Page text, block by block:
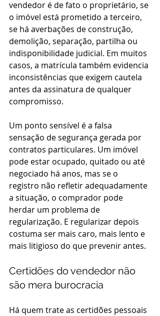
vendedor é de fato o proprietário, se
o imóvel está prometido a terceiro,
se há averbações de construção,
demolição, separação, partilha ou
indisponibilidade judicial. Em muitos
casos, a matrícula também evidencia
inconsistências que exigem cautela
antes da assinatura de qualquer
compromisso.
Um ponto sensível é a falsa
sensação de segurança gerada por
contratos particulares. Um imóvel
pode estar ocupado, quitado ou até
negociado há anos, mas se o
registro não refletir adequadamente
a situação, o comprador pode
herdar um problema de
regularização. E regularizar depois
costuma ser mais caro, mais lento e
mais litigioso do que prevenir antes.
Certidões do vendedor não
são mera burocracia
Há quem trate as certidões pessoais